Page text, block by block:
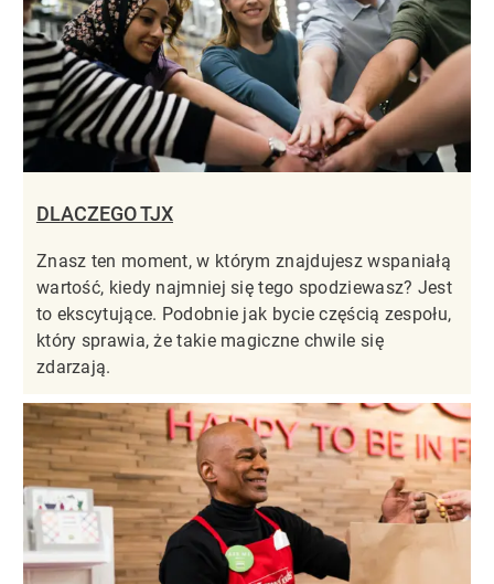
DLACZEGO TJX
Znasz ten moment, w którym znajdujesz wspaniałą
wartość, kiedy najmniej się tego spodziewasz? Jest
to ekscytujące. Podobnie jak bycie częścią zespołu,
który sprawia, że takie magiczne chwile się
zdarzają.